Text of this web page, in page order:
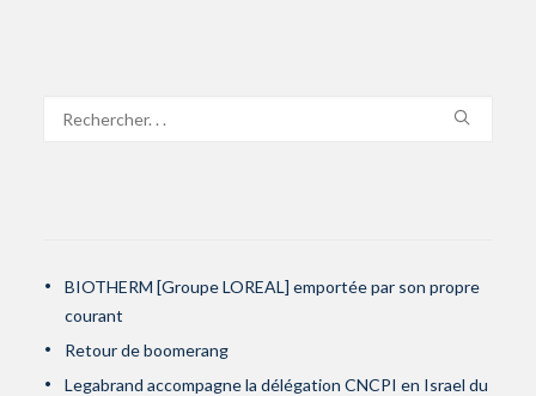
BIOTHERM [Groupe LOREAL] emportée par son propre
courant
Retour de boomerang
Legabrand accompagne la délégation CNCPI en Israel du